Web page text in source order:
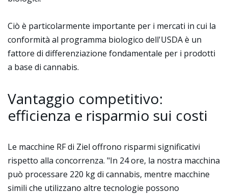
Ciò è particolarmente importante per i mercati in cui la
conformità al programma biologico dell'USDA è un
fattore di differenziazione fondamentale per i prodotti
a base di cannabis.
Vantaggio competitivo:
efficienza e risparmio sui costi
Le macchine RF di Ziel offrono risparmi significativi
rispetto alla concorrenza. "In 24 ore, la nostra macchina
può processare 220 kg di cannabis, mentre macchine
simili che utilizzano altre tecnologie possono